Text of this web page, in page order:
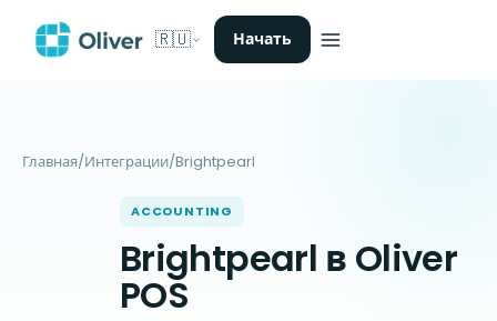
🇷🇺 Начать
Главная/Интеграции/Brightpearl
ACCOUNTING
Brightpearl в Oliver
POS